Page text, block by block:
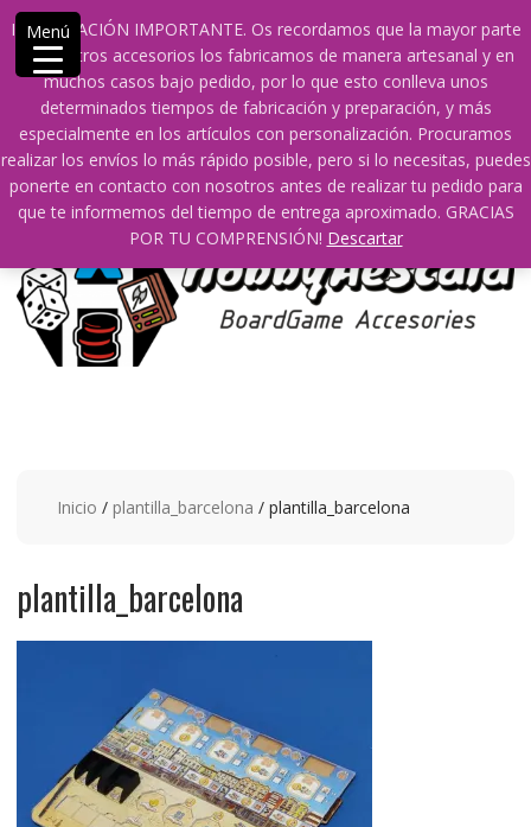
INFORMACIÓN IMPORTANTE. Os recordamos que la mayor parte
de nuestros accesorios los fabricamos de manera artesanal y en
muchos casos bajo pedido, por lo que esto conlleva unos
determinados tiempos de fabricación y preparación, y más
especialmente en los artículos con personalización. Procuramos
realizar los envíos lo más rápido posible, pero si lo necesitas, puedes
ponerte en contacto con nosotros antes de realizar tu pedido para
que te informemos del tiempo de entrega aproximado. GRACIAS
POR TU COMPRENSIÓN! Descartar
Saltar
contenido
609241475 SOLO DE 10:00 a 14:00
info@hobbyaescala.com
San Fernando de Henares
10:00 - 14:00
Mi cuenta
0 0
Inicio / plantilla_barcelona / plantilla_barcelona
plantilla_barcelona
Menú